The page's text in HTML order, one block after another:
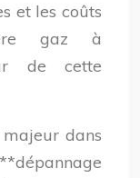
et les coûts
gaz à
de cette
majeur dans